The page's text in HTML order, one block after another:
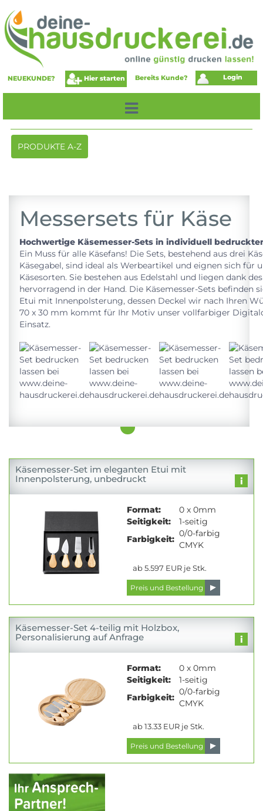
NEUEKUNDE? Hier starten Bereits Kunde? Login
Toggle
navigation
PRODUKTE A-Z
Messersets für Käse
Hochwertige Käsemesser-Sets in individuell
Ein Muss für alle Käsefans! Die Sets, bestehend aus drei
Käsegabel, sind ideal als Werbeartikel und eignen sich für
Käsesorten. Sie bestehen aus Edelstahl und liegen dank
hervorragend in der Hand. Die Käsemesser-Sets befinden
Etui mit Innenpolsterung, dessen Deckel wir nach Ihren
70 x 30 mm kommt für Ihr Motiv unser vollfarbiger
Einsatz.
Käsemesser-Set im eleganten Etui mit
Innenpolsterung, unbedruckt
Format:
0 x 0mm
Seitigkeit:
1-seitig
Farbigkeit:
0/0-farbig
CMYK
ab 5.597 EUR je Stk.
Käsemesser-Set 4-teilig mit Holzbox,
Personalisierung auf Anfrage
Format:
0 x 0mm
Seitigkeit:
1-seitig
Farbigkeit:
0/0-farbig
CMYK
ab 13.33 EUR je Stk.